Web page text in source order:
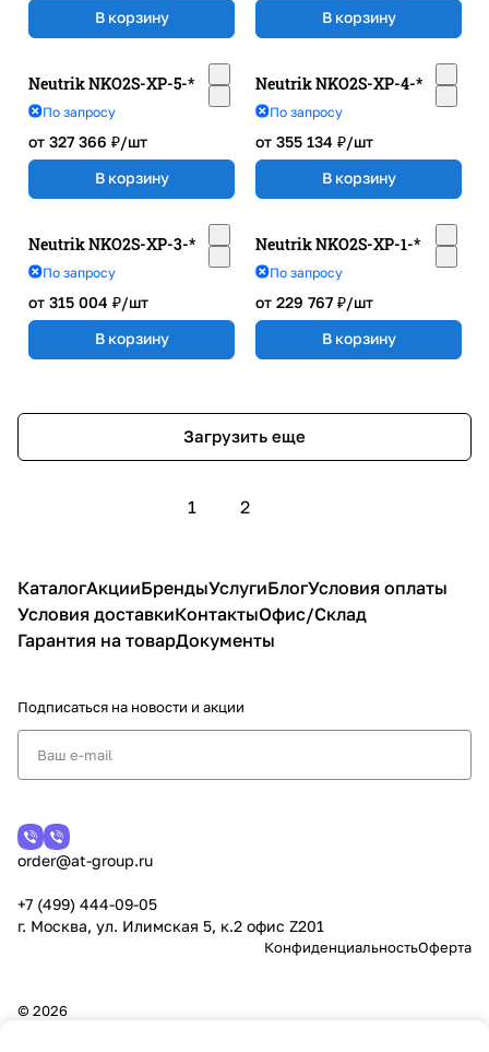
В корзину
В корзину
Neutrik NKO2S-XP-5-*
По запросу
от 327 366 ₽/шт
В корзину
Neutrik NKO2S-XP-4-*
По запросу
от 355 134 ₽/шт
В корзину
Neutrik NKO2S-XP-3-*
По запросу
от 315 004 ₽/шт
В корзину
Neutrik NKO2S-XP-1-*
По запросу
от 229 767 ₽/шт
В корзину
Загрузить еще
1 2
КаталогАкцииБрендыУслугиБлогУсловия оплаты
Условия доставкиКонтактыОфис/Склад
Гарантия на товарДокументы
Подписаться на новости и акции
order@at-group.ru
+7 (499) 444-09-05
г. Москва, ул. Илимская 5, к.2 офис Z201
КонфиденциальностьОферта
© 2026